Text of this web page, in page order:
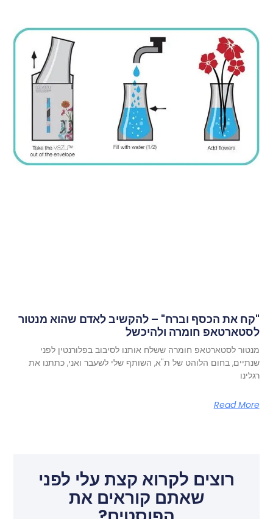
"קח את הכסף וברח" – להקשיב לאדם שהוא מנטור
לסטארטאפ חומרה ולהיכשל
מנטור לסטארטאפ חומרה ששלח אותנו לסיבוב בפלורנטין לפני
שנתיים, בחום הלוהט של ת"א, השותף שלי לשעבר ואני, כתתנו את
רגלינו
Read More
רוצים לקרוא קצת עלי לפני
שאתם קוראים את